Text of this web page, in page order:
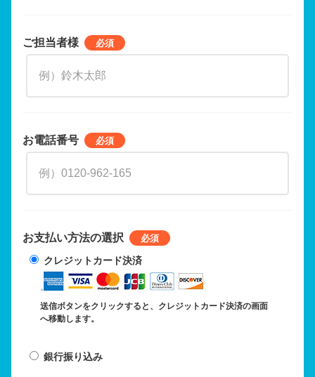
ご担当者様
お電話番号
お支払い方法の選択
クレジットカード決済
送信ボタンをクリックすると、クレジットカード決済の画面
へ移動します。
銀行振り込み